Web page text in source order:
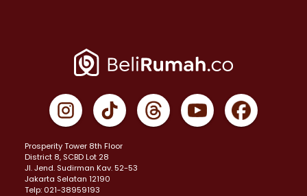
Prosperity Tower 8th Floor
District 8, SCBD Lot 28
JI. Jend. Sudirman Kav. 52-53
Jakarta Selatan 12190
Telp: 021-38959193